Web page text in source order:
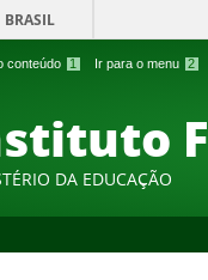
conteúdo 1 Ir para o menu 2
BRASIL
DA EDUCAÇÃO